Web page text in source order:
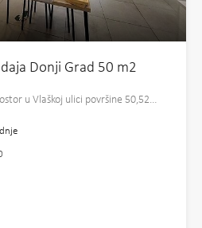
Donji Grad 50 m2
u Vlaškoj ulici površine 50,52…